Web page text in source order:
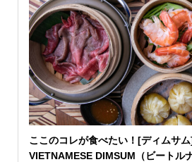
ここのコレが食べたい！[ディムサ
VIETNAMESE DIMSUM（ビートル